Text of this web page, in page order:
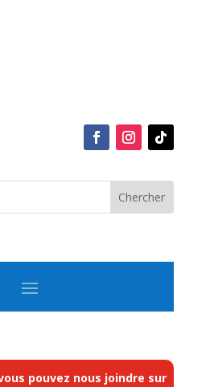
pouvez nous joindre sur